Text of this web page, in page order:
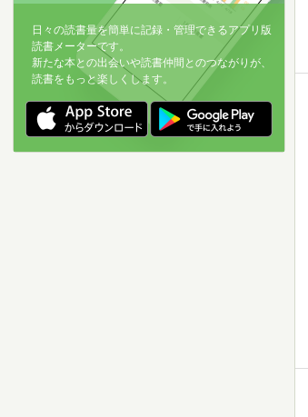
日々の読書量を簡単に記録・管理できるアプリ版
読書メーターです。
新たな本との出会いや読書仲間とのつながりが、
読書をもっと楽しくします。